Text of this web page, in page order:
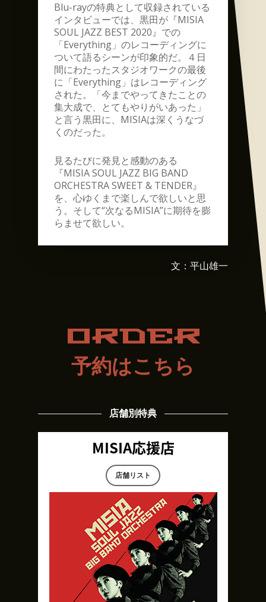
Blu-rayの特典として収録されている
インタビューでは、黒田が『MISIA
SOUL JAZZ BEST 2020』での
「Everything」のレコーディングに
ついて語るシーンが印象的だ。４日
間にわたったスタジオワークの最後
に「Everything」はレコーディング
された。「今までやってきたことの
集大成で、とてもやりがいあった」
と言う黒田に、MISIAは深くうなづ
くのだった。
見るたびに発見と感動のある
『MISIA SOUL JAZZ BIG BAND
ORCHESTRA SWEET & TENDER』
を、心ゆくまで楽しんで欲しいと思
う。そして“次なるMISIA”に期待を膨
らませて欲しい。
文：平山雄一
ORDER
予約はこちら
店舗別特典
MISIA応援店
店舗リスト